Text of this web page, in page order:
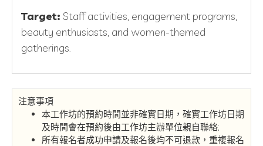
注意事項
本工作坊的預約時間並非確實日期，確實工作坊日期
及時間會在預約後由工作坊主辦單位親自聯絡;
所有報名者成功申請及報名後均不可退款，重複報名
Target: Staff activities, engagement programs,
beauty enthusiasts, and women-themed
gatherings.